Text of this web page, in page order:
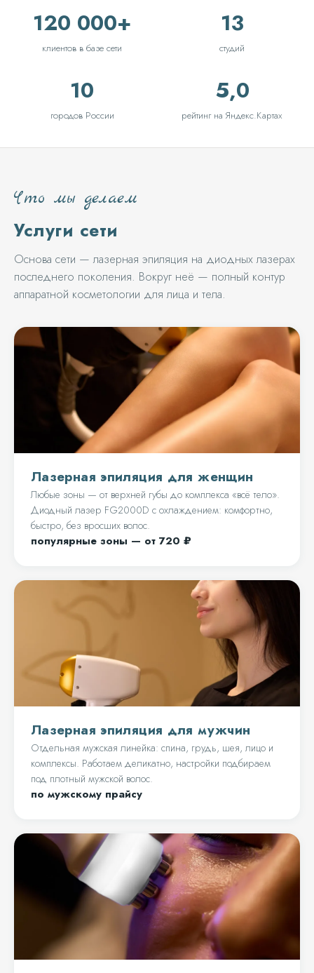
120 000+
клиентов в базе сети
13
студий
10
городов России
5,0
рейтинг на Яндекс.Картах
Что мы делаем
Услуги сети
Основа сети — лазерная эпиляция на диодных лазерах
последнего поколения. Вокруг неё — полный контур
аппаратной косметологии для лица и тела.
Лазерная эпиляция для женщин
Любые зоны — от верхней губы до комплекса «всё тело».
Диодный лазер FG2000D с охлаждением: комфортно,
быстро, без вросших волос.
популярные зоны — от 720 ₽
Лазерная эпиляция для мужчин
Отдельная мужская линейка: спина, грудь, шея, лицо и
комплексы. Работаем деликатно, настройки подбираем
под плотный мужской волос.
по мужскому прайсу